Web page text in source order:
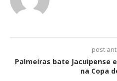
post
Palmeiras bate Jacuipense
na Copa